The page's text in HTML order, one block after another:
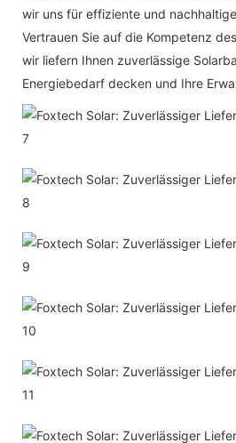
wir uns für effiziente und
Vertrauen Sie auf die Kompetenz
wir liefern Ihnen zuverlässige
Energiebedarf decken und Ihre